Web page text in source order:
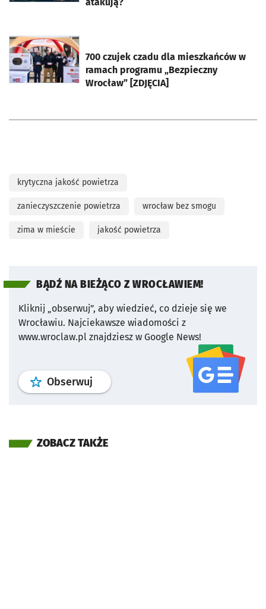
700 czujek czadu dla mieszkańców w
ramach programu „Bezpieczny
Wrocław” [ZDJĘCIA]
otworzy się w nowej karcie
krytyczna jakość powietrza
zanieczyszczenie powietrza wrocław bez smogu
zima w mieście jakość powietrza
BĄDŹ NA BIEŻĄCO Z WROCŁAWIEM!
Kliknij „obserwuj”, aby wiedzieć, co dzieje się we
Wrocławiu. Najciekawsze wiadomości z
www.wroclaw.pl znajdziesz w Google News!
Obserwuj profil serwisu
ZOBACZ TAKŻE